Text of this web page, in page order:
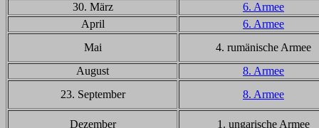
30. März
6. Armee
April
6. Armee
Mai
4. rumänische Armee
August
8. Armee
23. September
8. Armee
Dezember 1. ungarische Armee